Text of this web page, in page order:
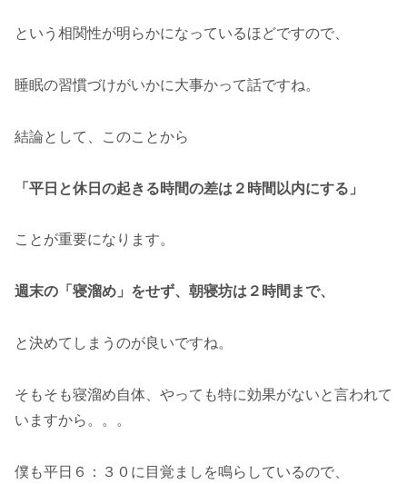
という相関性が明らかになっているほどですので、
睡眠の習慣づけがいかに大事かって話ですね。
結論として、このことから
「平日と休日の起きる時間の差は２時間以内にする」
ことが重要になります。
週末の「寝溜め」をせず、朝寝坊は２時間まで、
と決めてしまうのが良いですね。
そもそも寝溜め自体、やっても特に効果がないと言われて
いますから。。。
僕も平日６：３０に目覚ましを鳴らしているので、